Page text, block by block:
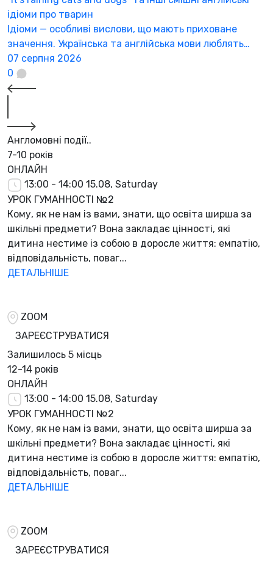
ідіоми про тварин
Ідіоми — особливі вислови, що мають приховане
значення. Українська та англійська мови люблять…
07 серпня 2026
0
Англомовні події..
7-10 років
ОНЛАЙН
13:00 - 14:00 15.08, Saturday
УРОК ГУМАННОСТІ №2
Кому, як не нам із вами, знати, що освіта ширша за
шкільні предмети? Вона закладає цінності, які
дитина нестиме із собою в доросле життя: емпатію,
відповідальність, поваг...
ДЕТАЛЬНІШЕ
ZOOM
ЗАРЕЄСТРУВАТИСЯ
Залишилось 5 місць
12-14 років
ОНЛАЙН
13:00 - 14:00 15.08, Saturday
УРОК ГУМАННОСТІ №2
Кому, як не нам із вами, знати, що освіта ширша за
шкільні предмети? Вона закладає цінності, які
дитина нестиме із собою в доросле життя: емпатію,
відповідальність, поваг...
ДЕТАЛЬНІШЕ
ZOOM
ЗАРЕЄСТРУВАТИСЯ